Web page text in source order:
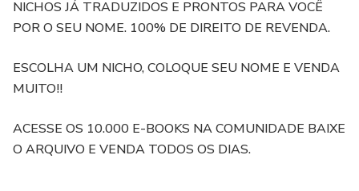
NICHOS JÁ TRADUZIDOS E PRONTOS PARA VOCÊ
POR O SEU NOME. 100% DE DIREITO DE REVENDA.
ESCOLHA UM NICHO, COLOQUE SEU NOME E VENDA
MUITO!!
ACESSE OS 10.000 E-BOOKS NA COMUNIDADE BAIXE
O ARQUIVO E VENDA TODOS OS DIAS.